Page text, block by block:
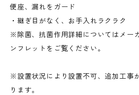
便座、漏れをガード
・継ぎ目がなく、お手入れラクラク
※除菌、抗菌作用詳細についてはメー
ンフレットをご覧ください。
※設置状況により設置不可、追加工事
ります。